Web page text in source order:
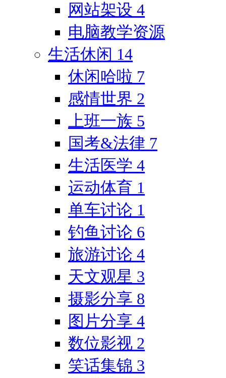
网站架设 4
电脑教学资源
生活休闲 14
休闲哈啦 7
感情世界 2
上班一族 5
国考&法律 7
生活医学 4
运动体育 1
单车讨论 1
钓鱼讨论 6
旅游讨论 4
天文观星 3
摄影分享 8
图片分享 4
数位影视 2
笑话集锦 3